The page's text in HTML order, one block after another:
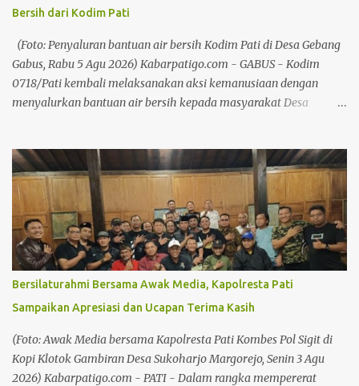
Baca juga: Plt Bupati Pati Buka Ruang Inovasi untuk Generasi
Muda Menurutnya, produk-produk lokal memiliki kualitas yang
mampu bersaing sehingga perlu terus didukung melalui
promosi,...
Bersih dari Kodim Pati
(Foto: Penyaluran bantuan air bersih Kodim Pati di Desa Gebang
Gabus, Rabu 5 Agu 2026) Kabarpatigo.com - GABUS - Kodim
0718/Pati kembali melaksanakan aksi kemanusiaan dengan
menyalurkan bantuan air bersih kepada masyarakat Desa
bersih didistribusikan kepada warga untuk membantu memenuhi
kebutuhan air bersih di tengah musim kemarau. Kegiatan
dipimpin oleh Danramil 19/Gabus Kapten Inf Kusmiyanto
bersama anggota Koramil, serta didukung oleh Pemerintah Desa
Gebang dan masyarakat setempat yang turut membantu
kelancaran proses pendistribusian. Baca juga: UMKM Pati
Didorong untuk Perluas Jejaring Usaha Baca juga: Mengapa
Fisika Menjadi Alat Bedah Perjalanan Bahlil Lahadalia? Baca
juga: Plt Bupati Soroti Kebersihan di Kawasan Pekan Kreasi Baca
juga: Marak Pencurian Aki, Sarbumusi dan Paguyuban Sopir Pati
Desak Pemkab Bangun Pangkalan Truk Bantuan air bersih ini
merupa...
Bersilaturahmi Bersama Awak Media, Kapolresta Pati
Sampaikan Apresiasi dan Ucapan Terima Kasih
(Foto: Awak Media bersama Kapolresta Pati Kombes Pol Sigit di
Kopi Klotok Gambiran Desa Sukoharjo Margorejo, Senin 3 Agu
2026) Kabarpatigo.com - PATI - Dalam rangka mempererat